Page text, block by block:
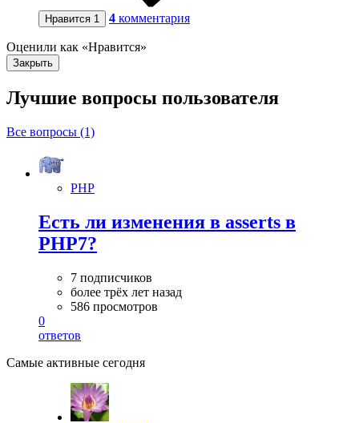
Нравится 1 4 комментария
Оценили как «Нравится»
Закрыть
Лучшие вопросы пользователя
Все вопросы (1)
PHP
Есть ли изменения в asserts в
PHP7?
7 подписчиков
более трёх лет назад
586 просмотров
0
ответов
Самые активные сегодня